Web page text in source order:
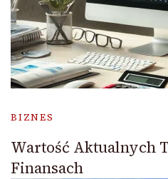
BIZNES
Wartość Aktualnych
Finansach